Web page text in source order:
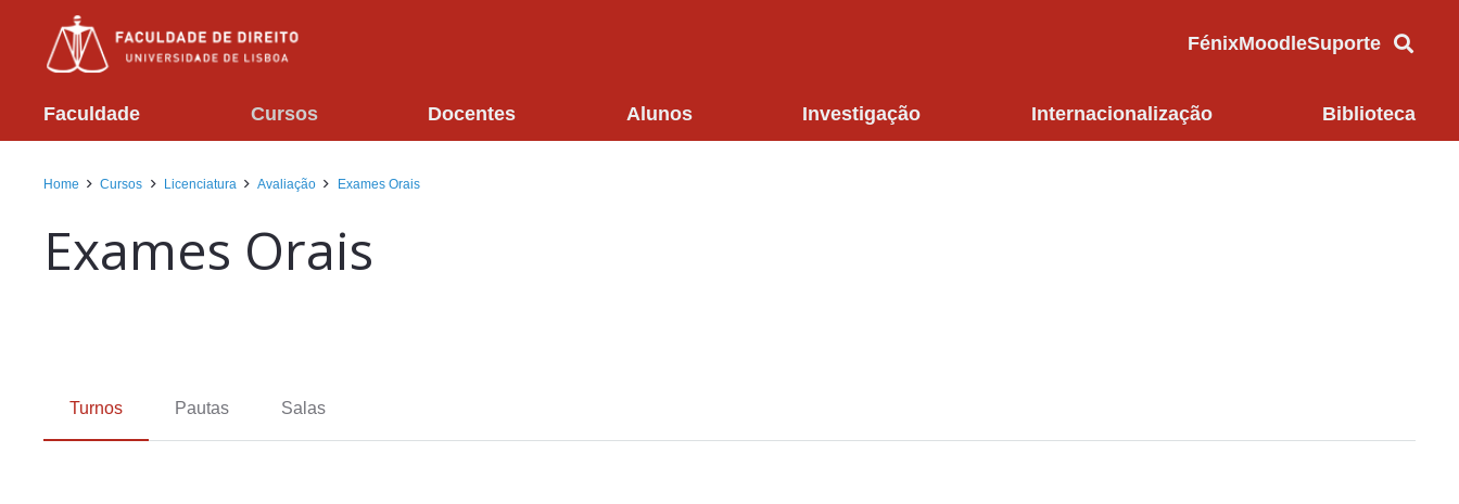
FénixMoodleSuporte
Faculdade Cursos Docentes Alunos Investigação Internacionalização Biblioteca
Home Cursos Licenciatura Avaliação Exames Orais
Exames Orais
Turnos Pautas Salas